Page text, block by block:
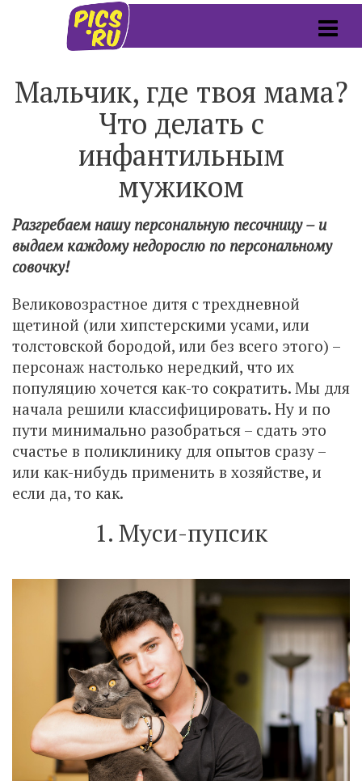
Мальчик, где твоя мама?
Что делать с
инфантильным
мужиком
Разгребаем нашу персональную песочницу – и
выдаем каждому недорослю по персональному
совочку!
Великовозрастное дитя с трехдневной
щетиной (или хипстерскими усами, или
толстовской бородой, или без всего этого) –
персонаж настолько нередкий, что их
популяцию хочется как-то сократить. Мы для
начала решили классифицировать. Ну и по
пути минимально разобраться – сдать это
счастье в поликлинику для опытов сразу –
или как-нибудь применить в хозяйстве, и
если да, то как.
1. Муси-пупсик